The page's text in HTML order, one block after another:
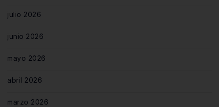
julio 2026
junio 2026
mayo 2026
abril 2026
marzo 2026